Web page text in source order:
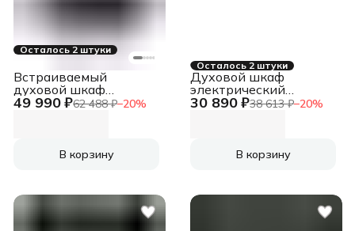
Осталось 2 штуки
49 990 ₽62 488 ₽−20%
Встраиваемый
духовой шкаф
электрический E 171
В корзину
Осталось 2 штуки
30 890 ₽38 613 ₽−20%
Духовой шкаф
электрический
встраиваемый Gefest
В корзину